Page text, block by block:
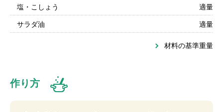
塩・こしょう 適量
サラダ油 適量
材料の基準重量
作り方